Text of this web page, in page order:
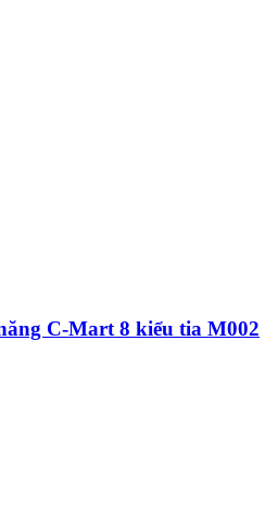
C-Mart 8 kiểu tia M002